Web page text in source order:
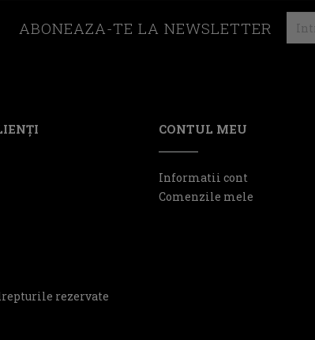
ABONEAZA-TE LA NEWSLETTER
CONTUL MEU
Informatii cont
Comenzile mele
rezervate